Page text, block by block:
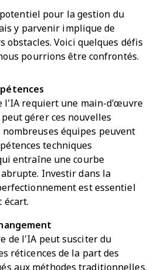
pour la gestion du
y parvenir implique de
obstacles. Voici quelques défis
pourrions être confrontés.
l'IA requiert une main-d'œuvre
gérer ces nouvelles
nombreuses équipes peuvent
techniques
entraîne une courbe
Investir dans la
est essentiel
écart.
de l'IA peut susciter du
réticences de la part des
aux méthodes traditionnelles.